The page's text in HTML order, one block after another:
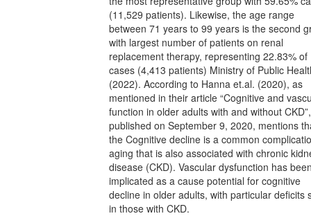
(11,529 patients). Likewise, the age range
between 71 years to 99 years is the second
with largest number of patients on renal
replacement therapy, representing 22.83% of
cases (4,413 patients) Ministry of Public
(2022). According to Hanna et.al. (2020), as
mentioned in their article “Cognitive and
function in older adults with and without CKD”,
published on September 9, 2020, mentions
the Cognitive decline is a common
aging that is also associated with chronic
disease (CKD). Vascular dysfunction has
implicated as a cause potential for cognitive
decline in older adults, with particular deficits
in those with CKD.